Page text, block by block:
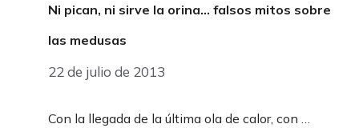
Ni pican, ni sirve la orina… falsos mitos sobre
las medusas
22 de julio de 2013
Con la llegada de la última ola de calor, con …